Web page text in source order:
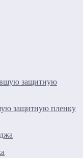
защитную пленку